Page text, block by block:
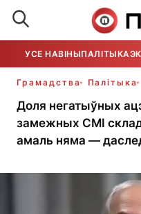
УСЕ НАВІНЫПАЛІТЫКА
Грамадства Палітыка
Доля негатыўных
замежных СМІ
амаль няма —